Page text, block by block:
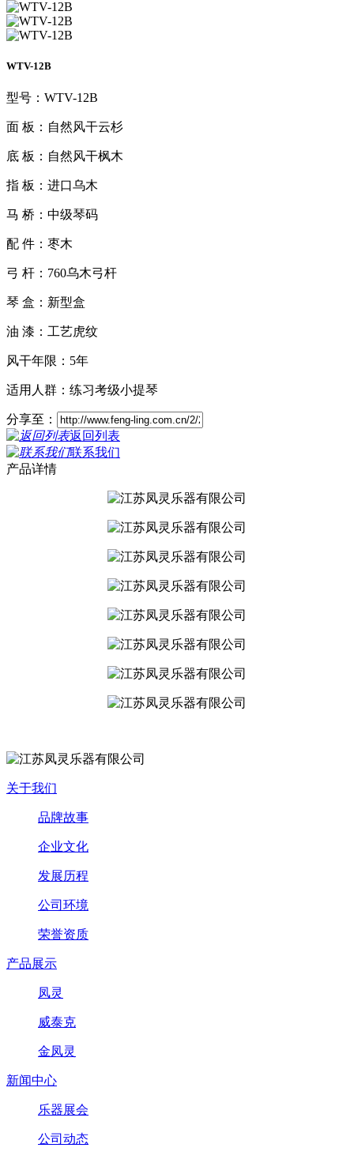
WTV-12B
型号：WTV-12B
面 板：自然风干云杉
底 板：自然风干枫木
指 板：进口乌木
马 桥：中级琴码
配 件：枣木
弓 杆：760乌木弓杆
琴 盒：新型盒
油 漆：工艺虎纹
风干年限：5年
适用人群：练习考级小提琴
分享至：
返回列表
联系我们
产品详情
关于我们
品牌故事
企业文化
发展历程
公司环境
荣誉资质
产品展示
凤灵
威泰克
金凤灵
新闻中心
乐器展会
公司动态